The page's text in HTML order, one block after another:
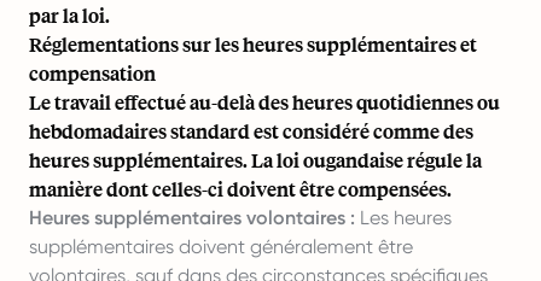
par la loi.
Réglementations sur les heures supplémentaires et
compensation
Le travail effectué au-delà des heures quotidiennes ou
hebdomadaires standard est considéré comme des
heures supplémentaires. La loi ougandaise régule la
manière dont celles-ci doivent être compensées.
Heures supplémentaires volontaires : Les heures
supplémentaires doivent généralement être
volontaires, sauf dans des circonstances spécifiques